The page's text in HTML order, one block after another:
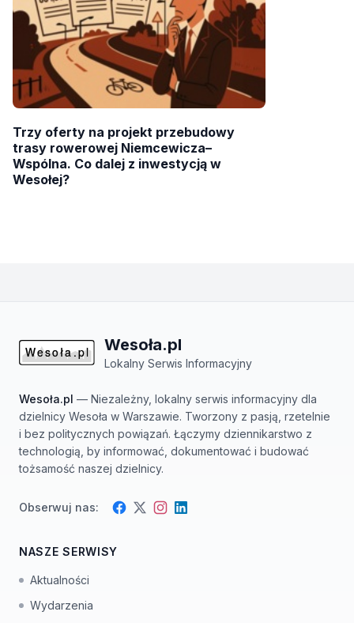
Trzy oferty na projekt przebudowy
trasy rowerowej Niemcewicza–
Wspólna. Co dalej z inwestycją w
Wesołej?
Wesoła.pl
Lokalny Serwis Informacyjny
Wesoła.pl — Niezależny, lokalny serwis informacyjny dla
dzielnicy Wesoła w Warszawie. Tworzony z pasją, rzetelnie
i bez politycznych powiązań. Łączymy dziennikarstwo z
technologią, by informować, dokumentować i budować
tożsamość naszej dzielnicy.
Obserwuj nas: Facebook
TwitterInstagram
LinkedIn
NASZE SERWISY
Aktualności
Wydarzenia